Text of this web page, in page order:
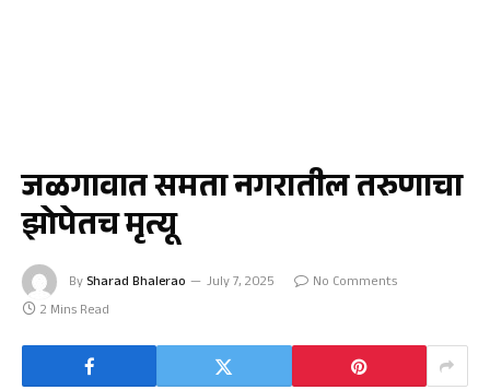
जळगावात समता नगरातील तरुणाचा
झोपेतच मृत्यू
By Sharad Bhalerao July 7, 2025
No Comments
2 Mins Read